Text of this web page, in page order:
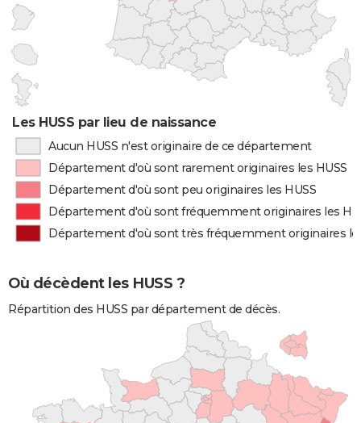
Les HUSS par lieu de naissance
Aucun HUSS n'est originaire de ce département
Département d'où sont rarement originaires les HUSS
Département d'où sont peu originaires les HUSS
Département d'où sont fréquemment originaires les
Département d'où sont très fréquemment originaires
Où décèdent les HUSS ?
Répartition des HUSS par département de décès.